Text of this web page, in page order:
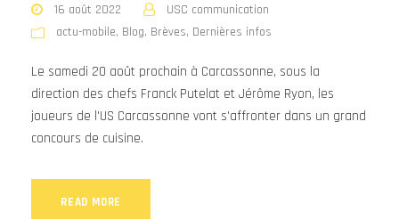
16 août 2022
USC communication
actu-mobile, Blog, Brèves, Dernières infos
Le samedi 20 août prochain à Carcassonne, sous la
direction des chefs Franck Putelat et Jérôme Ryon, les
joueurs de l'US Carcassonne vont s'affronter dans un grand
concours de cuisine.
READ MORE